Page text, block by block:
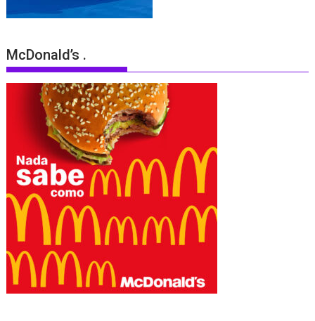
McDonald’s .